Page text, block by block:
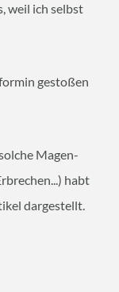
weil ich selbst
gestoßen
Magen-
habt
dargestellt.